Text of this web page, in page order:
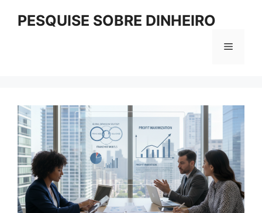
PESQUISE SOBRE DINHEIRO
Menu